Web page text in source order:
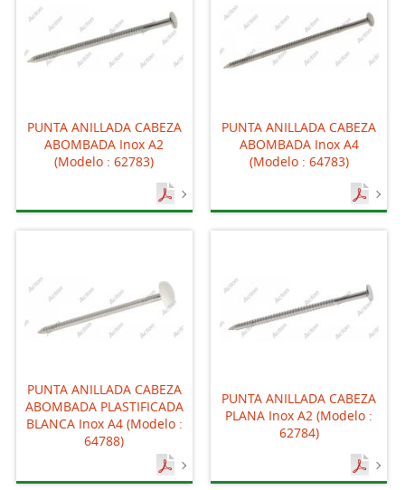
PUNTA ANILLADA CABEZA
ABOMBADA Inox A2
(Modelo : 62783)
PUNTA ANILLADA CABEZA
ABOMBADA Inox A4
(Modelo : 64783)
PUNTA ANILLADA CABEZA
ABOMBADA PLASTIFICADA
BLANCA Inox A4 (Modelo :
64788)
PUNTA ANILLADA CABEZA
PLANA Inox A2 (Modelo :
62784)